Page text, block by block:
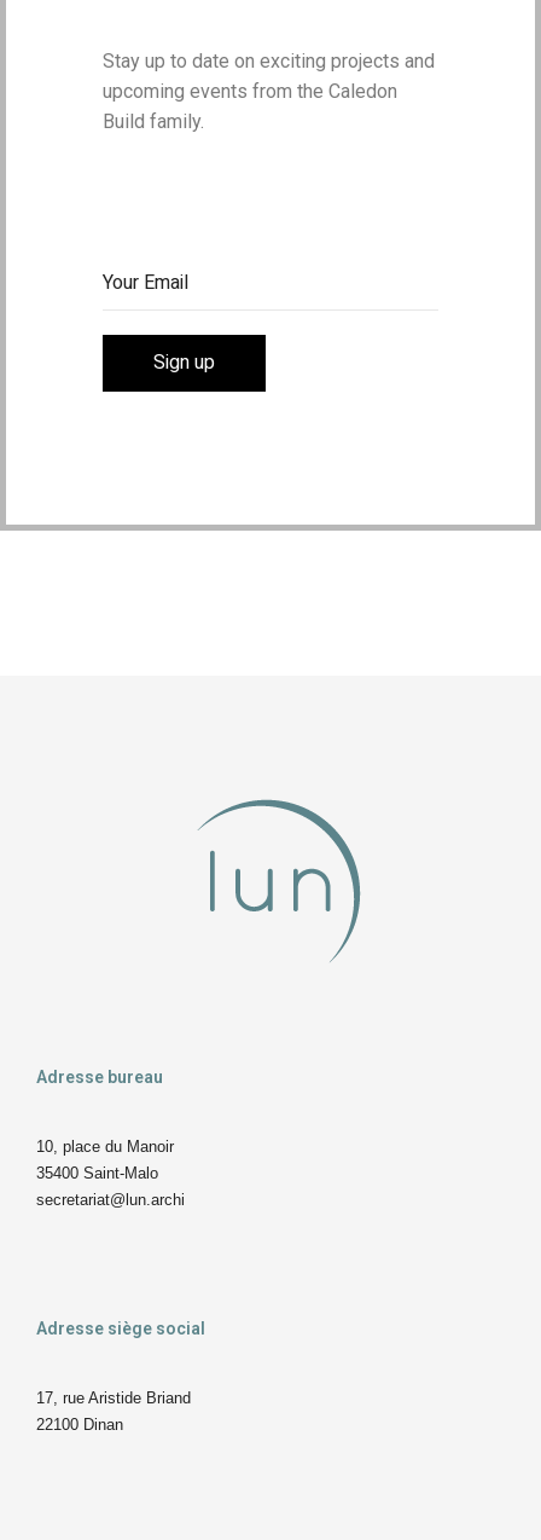
Stay up to date on exciting projects and
upcoming events from the Caledon
Build family.
Adresse bureau
10, place du Manoir
35400 Saint-Malo
secretariat@lun.archi
Adresse siège social
17, rue Aristide Briand
22100 Dinan